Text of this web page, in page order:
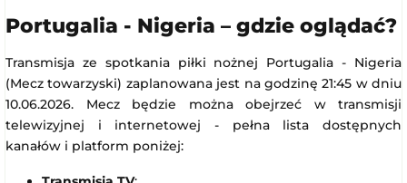
Portugalia - Nigeria – gdzie oglądać?
Transmisja ze spotkania piłki nożnej Portugalia - Nigeria
(Mecz towarzyski) zaplanowana jest na godzinę 21:45 w dniu
10.06.2026. Mecz będzie można obejrzeć w transmisji
telewizyjnej i internetowej - pełna lista dostępnych
kanałów i platform poniżej: